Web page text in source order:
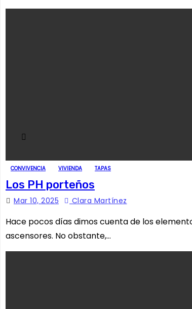
CONVIVENCIA VIVIENDA TAPAS
Los PH porteños
Mar 10, 2025 Clara Martínez
Hace pocos días dimos cuenta de los
ascensores. No obstante,…